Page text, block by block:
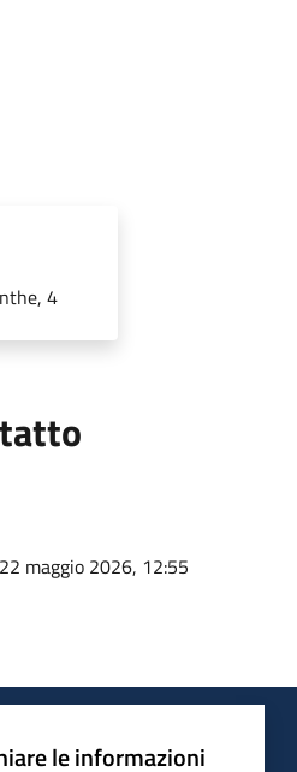
4
maggio 2026, 12:55
le informazioni